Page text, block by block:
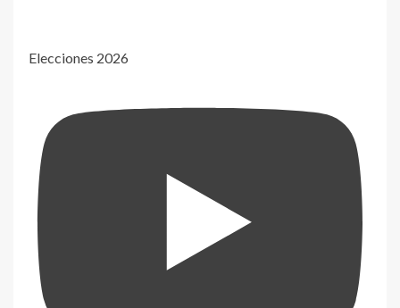
Elecciones 2026